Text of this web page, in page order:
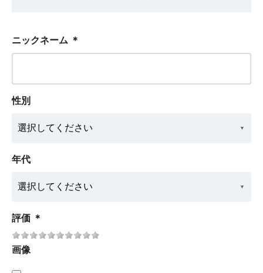
ニックネーム ＊
性別
年代
評価 ＊
画像